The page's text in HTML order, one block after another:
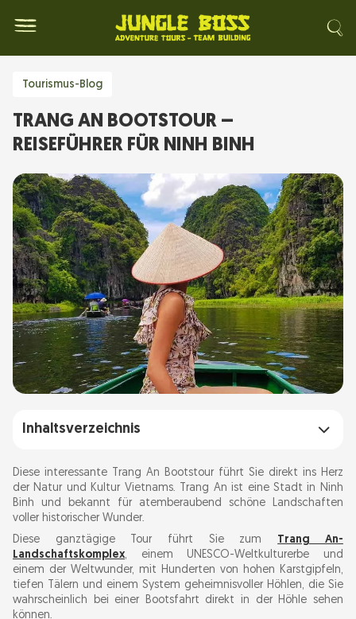
Tourismus-Blog
TRANG AN BOOTSTOUR –
REISEFÜHRER FÜR NINH BINH
Inhaltsverzeichnis
Entdecken Sie die Landschaft von Trang An
Planen Sie eine Reise nach Ninh Binh
Trang An Bootstour Preise 2026: Was kostet
es wirklich?
Diese interessante Trang An Bootstour führt Sie direkt ins Herz
der Natur und Kultur Vietnams. Trang An ist eine Stadt in Ninh
Binh und bekannt für atemberaubend schöne Landschaften
voller historischer Wunder.
Diese ganztägige Tour führt Sie zum Trang An-
Landschaftskomplex, einem UNESCO-Weltkulturerbe und
einem der Weltwunder, mit Hunderten von hohen Karstgipfeln,
tiefen Tälern und einem System geheimnisvoller Höhlen, die Sie
wahrscheinlich bei einer Bootsfahrt direkt in der Höhle sehen
können.